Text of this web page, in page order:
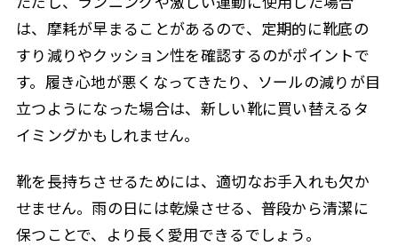
は、摩耗が早まることがあるので、定期的に靴底の
すり減りやクッション性を確認するのがポイントで
す。履き心地が悪くなってきたり、ソールの減りが目
立つようになった場合は、新しい靴に買い替えるタ
イミングかもしれません。
靴を長持ちさせるためには、適切なお手入れも欠か
せません。雨の日には乾燥させる、普段から清潔に
保つことで、より長く愛用できるでしょう。